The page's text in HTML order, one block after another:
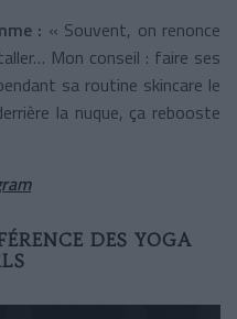
: « Souvent, on renonce
Mon conseil : faire ses
sa routine skincare le
la nuque, ça rebooste
DES YOGA